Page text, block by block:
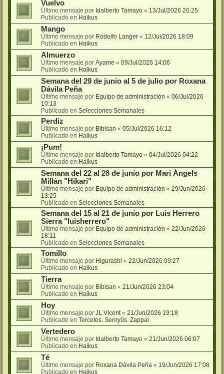
Vuelvo
Último mensaje por Idalberto Tamayo « 13/Jul/2026 20:25
Publicado en Haikus
Mango
Último mensaje por Rodolfo Langer « 12/Jul/2026 18:09
Publicado en Haikus
Almuerzo
Último mensaje por Ayame « 09/Jul/2026 14:06
Publicado en Haikus
Semana del 29 de junio al 5 de julio por Roxana
Dávila Peña
Último mensaje por Equipo de administración « 06/Jul/2026
10:13
Publicado en Selecciones Semanales
Perdiz
Último mensaje por Bibisan « 05/Jul/2026 16:12
Publicado en Haikus
¡Pum!
Último mensaje por Idalberto Tamayo « 04/Jul/2026 04:22
Publicado en Haikus
Semana del 22 al 28 de junio por Mari Ángels
Millán "Hikari"
Último mensaje por Equipo de administración « 29/Jun/2026
13:25
Publicado en Selecciones Semanales
Semana del 15 al 21 de junio por Luis Herrero
Sierra "luisherrero"
Último mensaje por Equipo de administración « 22/Jun/2026
18:11
Publicado en Selecciones Semanales
Tomillo
Último mensaje por Higurashi « 22/Jun/2026 09:27
Publicado en Haikus
Tierra
Último mensaje por Bibisan « 21/Jun/2026 23:04
Publicado en Haikus
Hoy
Último mensaje por JL.Vicent« 21/Jun/2026 19:18
Publicado en Tercetos. Senryûs. Zappai
Vertedero
Último mensaje por Idalberto Tamayo « 21/Jun/2026 06:07
Publicado en Haikus
Té
Último mensaje por Roxana Dávila Peña « 19/Jun/2026 17:08
Publicado en Haikus